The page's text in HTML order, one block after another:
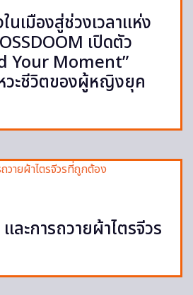
นเมืองสู่ช่วงเวลาแห่ง
เปิดตัว
Your Moment”
วะชีวิตของผู้หญิงยุค
ละการถวายผ้าไตรจีวร